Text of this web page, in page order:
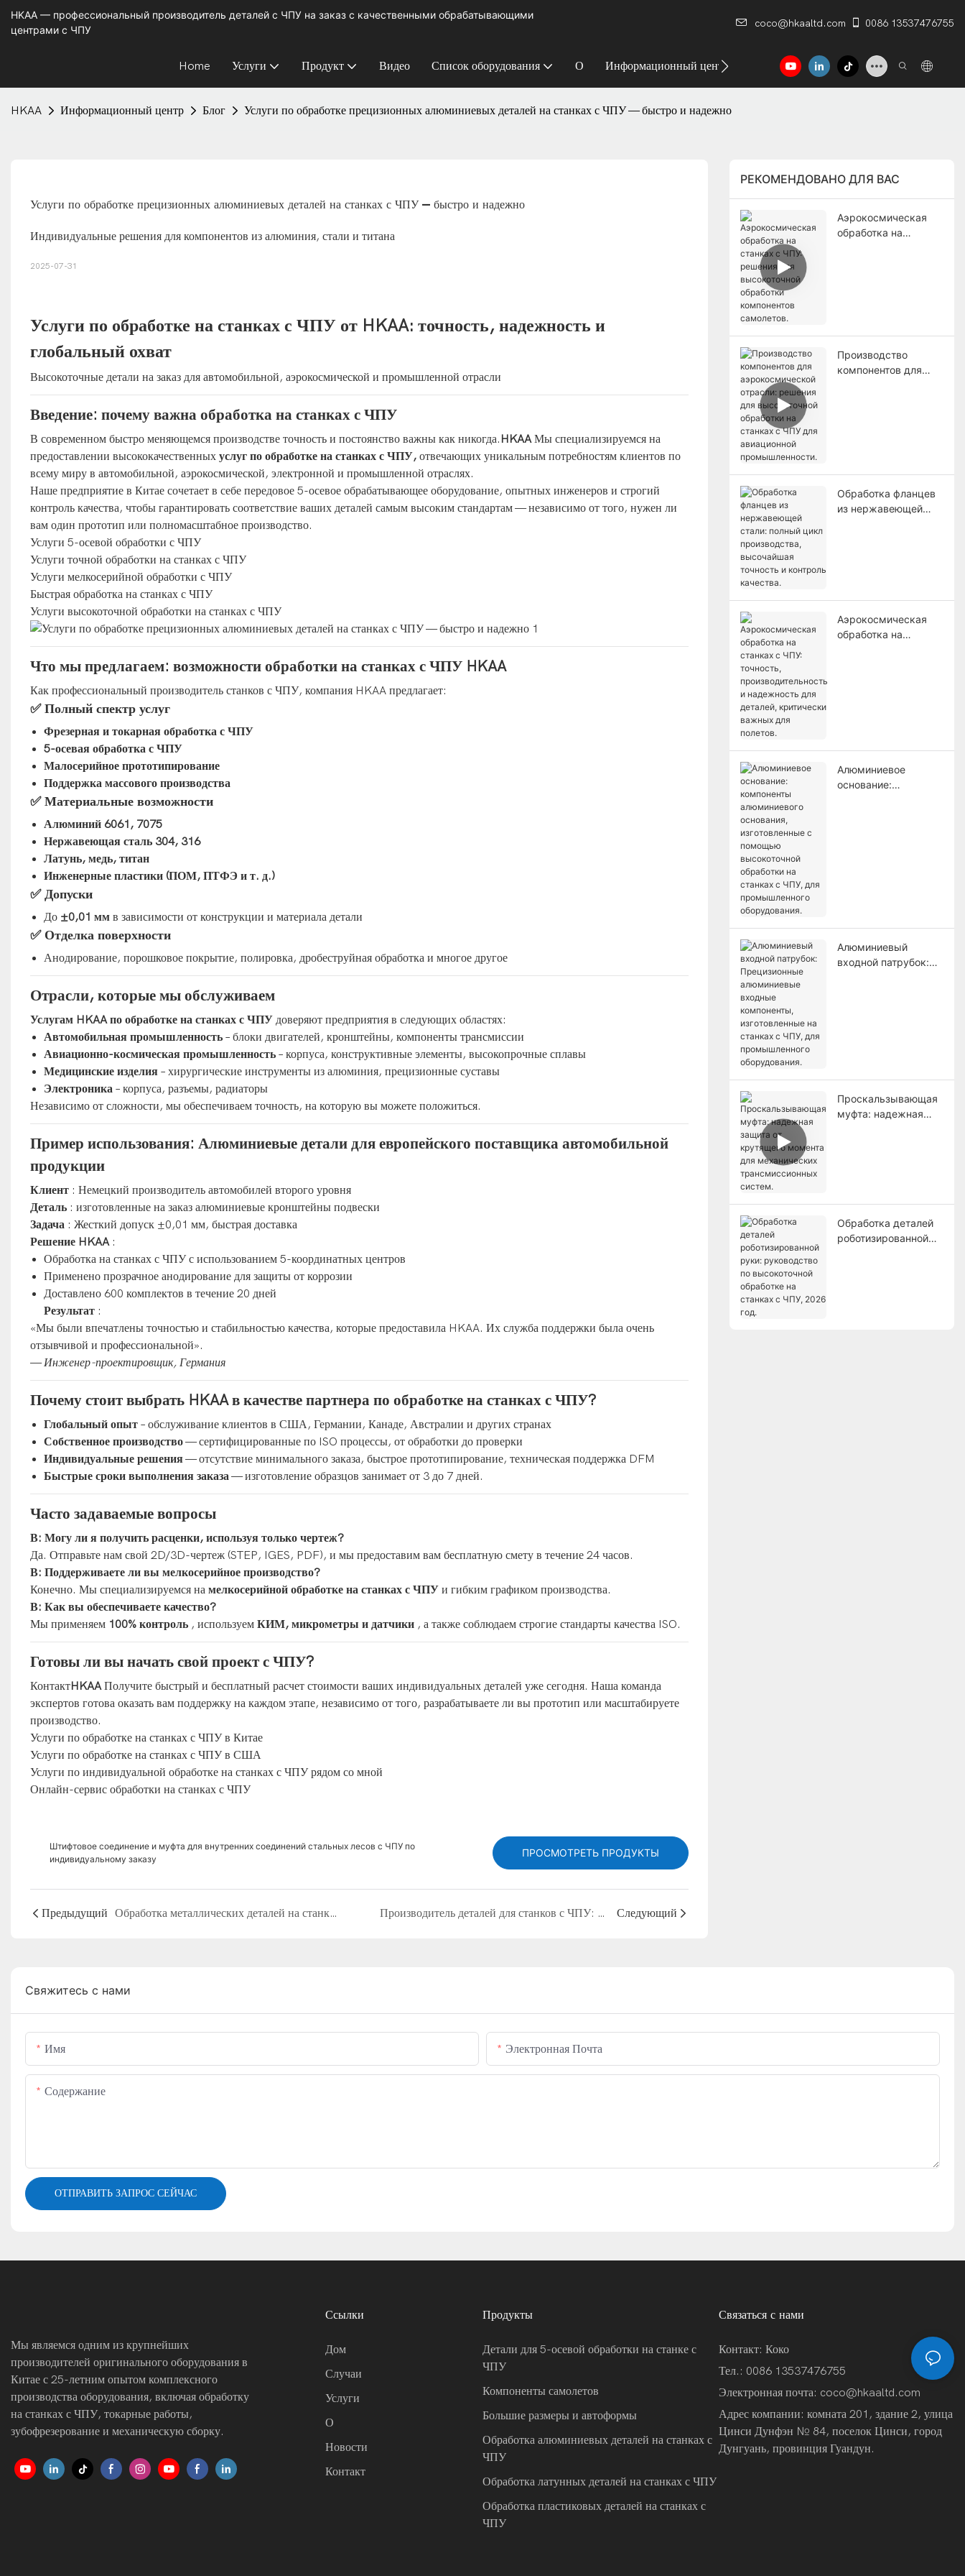
HKAA — профессиональный производитель деталей с ЧПУ на заказ с качественными обрабатывающими
центрами с ЧПУ
coco@hkaaltd.com 0086 13537476755
Home Услуги Продукт Видео Список оборудования О Информационный центр Контакт
HKAA Информационный центр Блог Услуги по обработке прецизионных алюминиевых деталей на станках с ЧПУ — быстро и надежно
Услуги по обработке прецизионных алюминиевых деталей на станках с ЧПУ — быстро и надежно
Индивидуальные решения для компонентов из алюминия, стали и титана
2025-07-31
Услуги по обработке на станках с ЧПУ от HKAA: точность, надежность и
глобальный охват
Высокоточные детали на заказ для автомобильной, аэрокосмической и промышленной отрасли
Введение: почему важна обработка на станках с ЧПУ
В современном быстро меняющемся производстве точность и постоянство важны как никогда. HKAAМы специализируемся на
предоставлении высококачественных услуг по обработке на станках с ЧПУ,отвечающих уникальным потребностям клиентов по
всему миру в автомобильной, аэрокосмической, электронной и промышленной отраслях.
Наше предприятие в Китае сочетает в себе передовое 5-осевое обрабатывающее оборудование, опытных инженеров и строгий
контроль качества, чтобы гарантировать соответствие ваших деталей самым высоким стандартам — независимо от того, нужен ли
вам один прототип или полномасштабное производство.
Услуги 5-осевой обработки с ЧПУ
Услуги точной обработки на станках с ЧПУ
Услуги мелкосерийной обработки с ЧПУ
Быстрая обработка на станках с ЧПУ
Услуги высокоточной обработки на станках с ЧПУ
Что мы предлагаем: возможности обработки на станках с ЧПУ HKAA
Как профессиональный производитель станков с ЧПУ, компания HKAA предлагает:
✅ Полный спектр услуг
Фрезерная и токарная обработка с ЧПУ
5-осевая обработка с ЧПУ
Малосерийное прототипирование
Поддержка массового производства
✅ Материальные возможности
Алюминий 6061, 7075
Нержавеющая сталь 304, 316
Латунь, медь, титан
Инженерные пластики (ПОМ, ПТФЭ и т. д.)
✅ Допуски
До ±0,01 мм в зависимости от конструкции и материала детали
✅ Отделка поверхности
Анодирование, порошковое покрытие, полировка, дробеструйная обработка и многое другое
Отрасли, которые мы обслуживаем
Услугам HKAA по обработке на станках с ЧПУдоверяют предприятия в следующих областях:
Автомобильная промышленность – блоки двигателей, кронштейны, компоненты трансмиссии
Авиационно-космическая промышленность – корпуса, конструктивные элементы, высокопрочные сплавы
Медицинские изделия – хирургические инструменты из алюминия, прецизионные суставы
Электроника – корпуса, разъемы, радиаторы
Независимо от сложности, мы обеспечиваем точность, на которую вы можете положиться.
Пример использования: Алюминиевые детали для европейского поставщика автомобильной
продукции
Клиент: Немецкий производитель автомобилей второго уровня
Деталь: изготовленные на заказ алюминиевые кронштейны подвески
Задача: Жесткий допуск ±0,01 мм, быстрая доставка
Решение HKAA:
Обработка на станках с ЧПУ с использованием 5-координатных центров
Применено прозрачное анодирование для защиты от коррозии
Доставлено 600 комплектов в течение 20 дней
Результат :
«Мы были впечатлены точностью и стабильностью качества, которые предоставила HKAA. Их служба поддержки была очень
отзывчивой и профессиональной».
—Инженер-проектировщик, Германия
Почему стоит выбрать HKAA в качестве партнера по обработке на станках с ЧПУ?
Глобальный опыт – обслуживание клиентов в США, Германии, Канаде, Австралии и других странах
Собственное производство— сертифицированные по ISO процессы, от обработки до проверки
Индивидуальные решения— отсутствие минимального заказа, быстрое прототипирование, техническая поддержка DFM
Быстрые сроки выполнения заказа— изготовление образцов занимает от 3 до 7 дней.
Часто задаваемые вопросы
В: Могу ли я получить расценки, используя только чертеж?
Да. Отправьте нам свой 2D/3D-чертеж (STEP, IGES, PDF), и мы предоставим вам бесплатную смету в течение 24 часов.
В: Поддерживаете ли вы мелкосерийное производство?
Конечно. Мы специализируемся на мелкосерийной обработке на станках с ЧПУи гибким графиком производства.
В: Как вы обеспечиваете качество?
Мы применяем 100% контроль, используем КИМ, микрометры и датчики, а также соблюдаем строгие стандарты качества ISO.
Готовы ли вы начать свой проект с ЧПУ?
КонтактHKAAПолучите быстрый и бесплатный расчет стоимости ваших индивидуальных деталей уже сегодня. Наша команда
экспертов готова оказать вам поддержку на каждом этапе, независимо от того, разрабатываете ли вы прототип или масштабируете
производство.
Услуги по обработке на станках с ЧПУ в Китае
Услуги по обработке на станках с ЧПУ в США
Услуги по индивидуальной обработке на станках с ЧПУ рядом со мной
Онлайн-сервис обработки на станках с ЧПУ
Штифтовое соединение и муфта для внутренних соединений стальных лесов с ЧПУ по
индивидуальному заказу
ПРОСМОТРЕТЬ ПРОДУКТЫ
Предыдущий Обработка металлических деталей на станках с ЧПУ: высокоточные решения для любой отрасли | HKAA Производитель деталей для станков с ЧПУ: ваш надежный поставщик деталей на заказ | HKAA Следующий
РЕКОМЕНДОВАНО ДЛЯ ВАС
Аэрокосмическая
обработка на
Производство
компонентов для
промышленности.
Обработка фланцев
из нержавеющей
Аэрокосмическая
обработка на
Алюминиевое
основание:
Алюминиевый
входной патрубок:
оборудования.
Проскальзывающая
муфта: надежная
Обработка деталей
роботизированной
Свяжитесь с нами
Имя Электронная Почта
Содержание
ОТПРАВИТЬ ЗАПРОС СЕЙЧАС
Мы являемся одним из крупнейших
производителей оригинального оборудования в
Китае с 25-летним опытом комплексного
производства оборудования, включая обработку
на станках с ЧПУ, токарные работы,
зубофрезерование и механическую сборку.
Ссылки
Дом
Случаи
Услуги
О
Новости
Контакт
Продукты
Детали для 5-осевой обработки на станке с
ЧПУ
Компоненты самолетов
Большие размеры и автоформы
Обработка алюминиевых деталей на станках с
ЧПУ
Обработка латунных деталей на станках с ЧПУ
Обработка пластиковых деталей на станках с
ЧПУ
Связаться с нами
Контакт: Коко
Тел.: 0086 13537476755
Электронная почта: coco@hkaaltd.com
Адрес компании: комната 201, здание 2, улица
Цинси Дунфэн № 84, поселок Цинси, город
Дунгуань, провинция Гуандун.